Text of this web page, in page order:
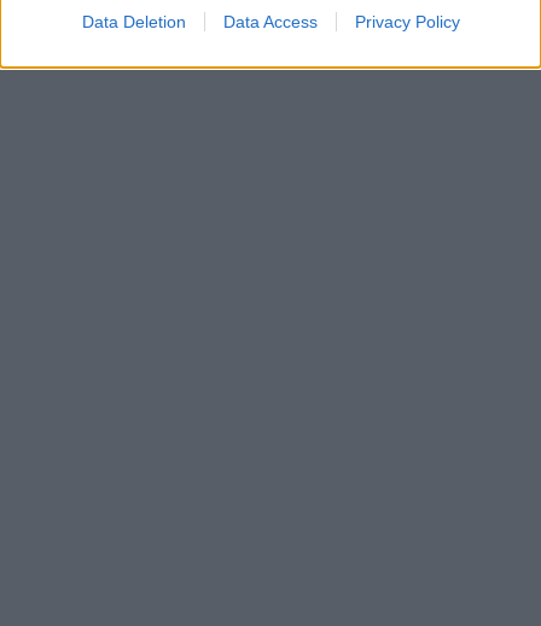
Data Deletion Data Access Privacy Policy